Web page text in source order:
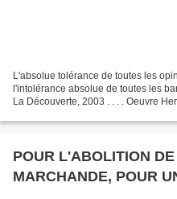
L'absolue tolérance de toutes les
l'intolérance absolue de toutes les
La Découverte, 2003 . . . . Oeuvre
POUR L'ABOLITION
MARCHANDE, POUR